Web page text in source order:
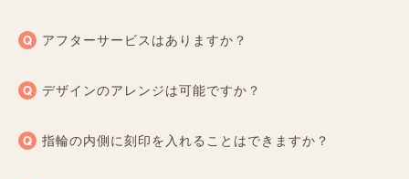
アフターサービスはありますか？
デザインのアレンジは可能ですか？
指輪の内側に刻印を入れることはできますか？